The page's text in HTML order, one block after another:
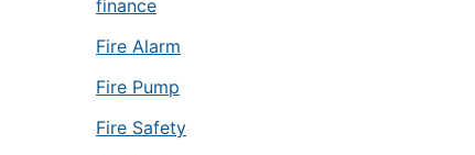
finance
Fire Alarm
Fire Pump
Fire Safety